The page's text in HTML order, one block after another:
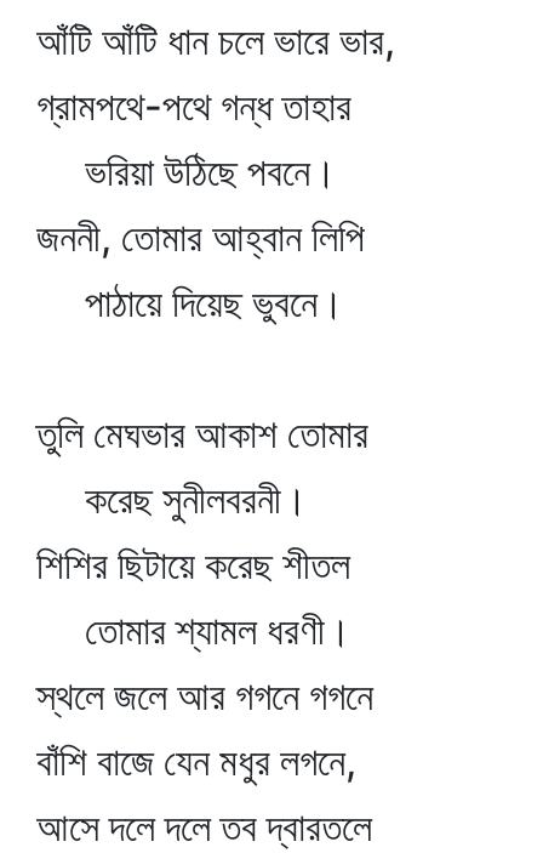
আঁটি আঁটি ধান চলে ভারে ভার,
গ্রামপথে-পথে গন্ধ তাহার
ভরিয়া উঠিছে পবনে।
জননী, তোমার আহ্বান লিপি
পাঠায়ে দিয়েছ ভুবনে।
তুলি মেঘভার আকাশ তোমার
করেছ সুনীলবরনী।
শিশির ছিটায়ে করেছ শীতল
তোমার শ্যামল ধরণী।
স্থলে জলে আর গগনে গগনে
বাঁশি বাজে যেন মধুর লগনে,
আসে দলে দলে তব দ্বারতলে